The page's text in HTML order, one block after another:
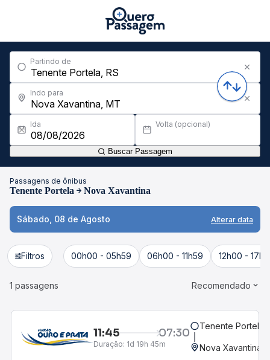
Partindo de
Indo para
Ida Volta (opcional)
Buscar Passagem
Passagens de ônibus
Tenente Portela Nova Xavantina
Sábado, 08 de Agosto Alterar data
Filtros 00h00 - 05h59 06h00 - 11h59 12h00 -
1 passagens Recomendado
11:45 07:30
Duração: 1d 19h 45m
Tenente Portela,
Nova Xavantina,